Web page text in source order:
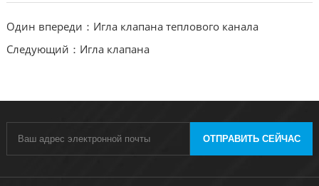
Один впереди：Игла клапана теплового канала
Следующий：Игла клапана
ОТПРАВИТЬ СЕЙЧАС